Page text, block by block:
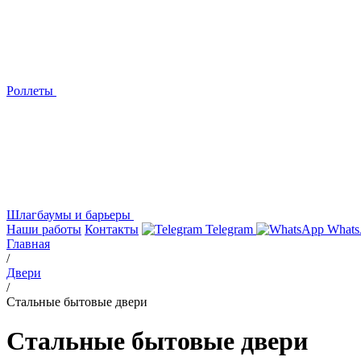
Роллеты
Шлагбаумы и барьеры
Наши работы Контакты Telegram
Главная
/
Двери
/
Стальные бытовые двери
Стальные бытовые двери